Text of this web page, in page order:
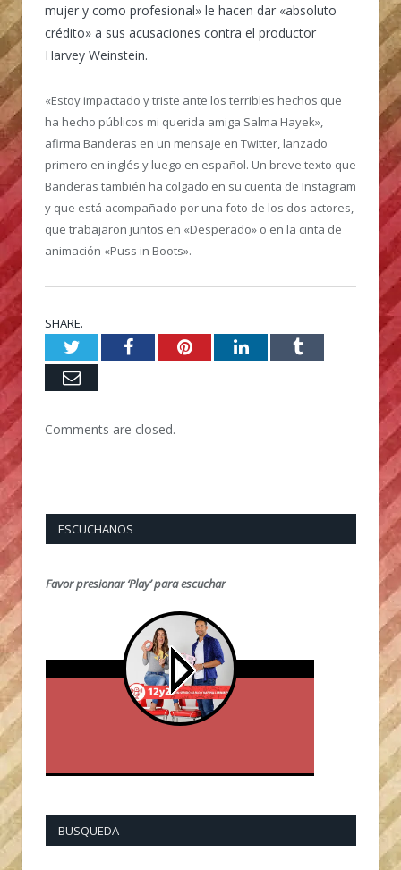
mujer y como profesional» le hacen dar «absoluto
crédito» a sus acusaciones contra el productor
Harvey Weinstein.
«Estoy impactado y triste ante los terribles hechos que
ha hecho públicos mi querida amiga Salma Hayek»,
afirma Banderas en un mensaje en Twitter, lanzado
primero en inglés y luego en español. Un breve texto que
Banderas también ha colgado en su cuenta de Instagram
y que está acompañado por una foto de los dos actores,
que trabajaron juntos en «Desperado» o en la cinta de
animación «Puss in Boots».
SHARE.
TwitterFacebookPinterestLinkedInTumblr
Email
Comments are closed.
ESCUCHANOS
Favor presionar ‘Play’ para escuchar
BUSQUEDA